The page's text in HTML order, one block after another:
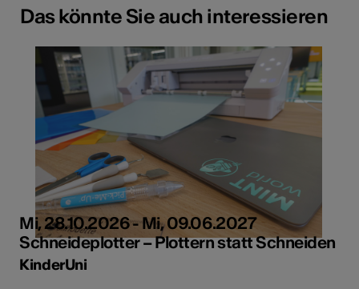
Das könnte Sie auch interessieren
Mi, 28.10.2026 - Mi, 09.06.2027
Schneideplotter – Plottern statt Schneiden
KinderUni